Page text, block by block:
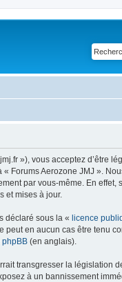
»), vous acceptez d’être
Forums Aerozone JMJ ».
par vous-même. En effet,
et mises à jour.
déclaré sous la « licence
en aucun cas être tenu
phpBB (en anglais).
transgresser la législation
à un bannissement